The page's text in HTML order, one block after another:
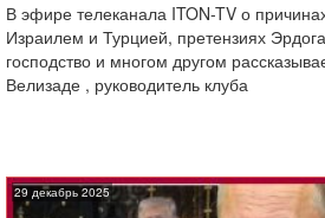
В эфире телеканала ITON-TV о
Израилем и Турцией, претензиях
господство и многом другом
Велизаде , руководитель клуба
29 декабрь 2025